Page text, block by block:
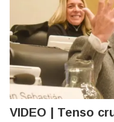
VIDEO | Tenso